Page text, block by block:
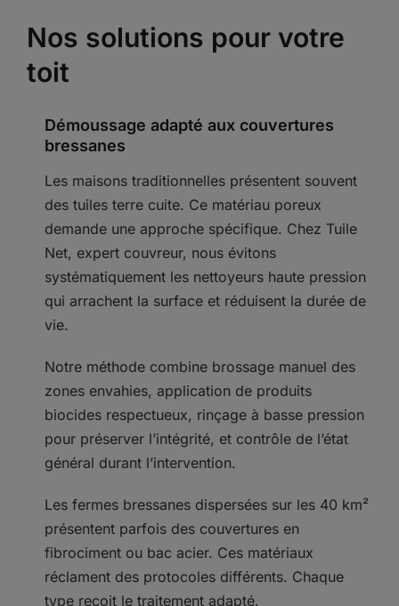
Nos solutions pour votre
toit
Démoussage adapté aux couvertures
bressanes
Les maisons traditionnelles présentent souvent
des tuiles terre cuite. Ce matériau poreux
demande une approche spécifique. Chez Tuile
Net, expert couvreur, nous évitons
systématiquement les nettoyeurs haute pression
qui arrachent la surface et réduisent la durée de
vie.
Notre méthode combine brossage manuel des
zones envahies, application de produits
biocides respectueux, rinçage à basse pression
pour préserver l’intégrité, et contrôle de l’état
général durant l’intervention.
Les fermes bressanes dispersées sur les 40 km²
présentent parfois des couvertures en
fibrociment ou bac acier. Ces matériaux
réclament des protocoles différents. Chaque
type reçoit le traitement adapté.